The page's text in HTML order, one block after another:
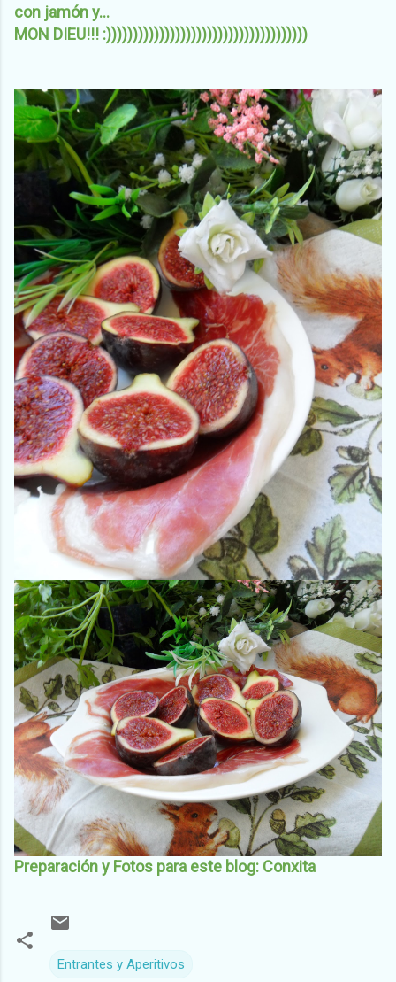
con jamón y...
MON DIEU!!! :))))))))))))))))))))))))))))))))))))))
Preparación y Fotos para este blog: Conxita
Entrantes y Aperitivos